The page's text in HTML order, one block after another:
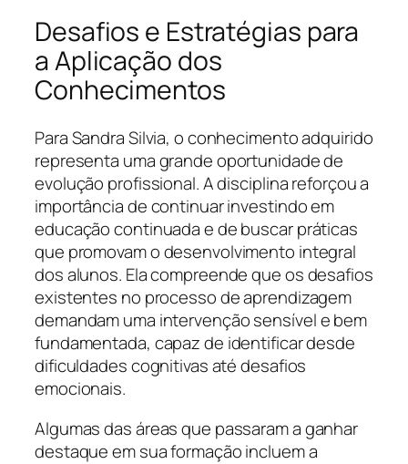
Desafios e Estratégias para
a Aplicação dos
Conhecimentos
Para Sandra Silvia, o conhecimento adquirido
representa uma grande oportunidade de
evolução profissional. A disciplina reforçou a
importância de continuar investindo em
educação continuada e de buscar práticas
que promovam o desenvolvimento integral
dos alunos. Ela compreende que os desafios
existentes no processo de aprendizagem
demandam uma intervenção sensível e bem
fundamentada, capaz de identificar desde
dificuldades cognitivas até desafios
emocionais.
Algumas das áreas que passaram a ganhar
destaque em sua formação incluem a